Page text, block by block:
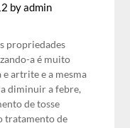
byadmin
propriedades
a é muito
artrite e a mesma
diminuir a febre,
de tosse
tratamento de